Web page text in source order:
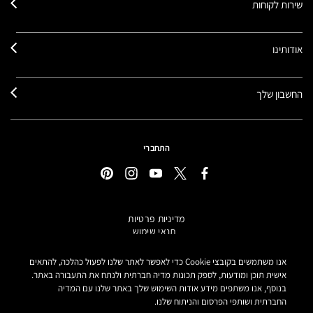
שירות לקוחות
אודותינו
החשבון שלך
התחברי
מדיניות פרטיות
תנאי שימוש
מידע על מוצרים מזוייפים
הצהרת נגישות
הגדרות קובצי COOKIE
MAKE-UP ART COSMETICS© מאק קוסמטיקס כל הזכויות שמורות.
אנו משתמשים בקובצי Cookie כדי לאפשר לאתר שלנו לפעול כהלכה, להתאים
אישית תוכן ומודעות, לספק תכונות מדיה חברתית ולנתח את התעבורה באתר.
בנוסף, אנו משתפים מידע אודות השימוש שלך באתר שלנו עם המדיה
החברתית ושותפי הפרסום והניתוח שלנו.